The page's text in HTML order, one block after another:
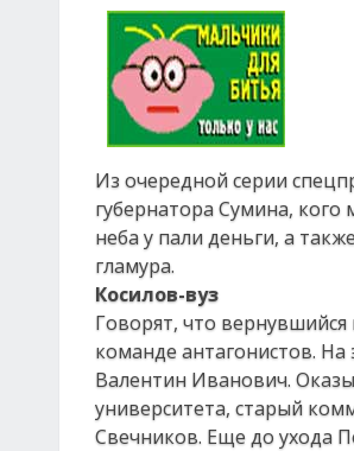
Из очередной серии
губернатора Сумина,
неба у пали деньги, а
гламура.
Косилов-вуз
Говорят, что
команде антагонистов.
Валентин Иванович.
университета, старый
Свечников. Еще до ухода